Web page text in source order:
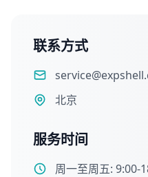
联系方式
北京
服务时间
周一至周五: 9:00-